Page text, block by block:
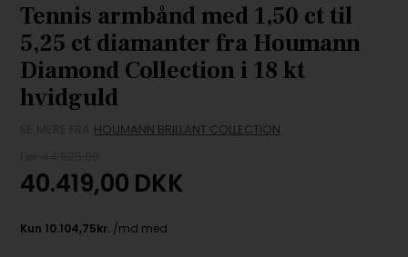
Tennis armbånd med 1,50 ct til
5,25 ct diamanter fra Houmann
Diamond Collection i 18 kt
hvidguld
HOUMANN BRILLANT COLLECTION
40.419,00 DKK